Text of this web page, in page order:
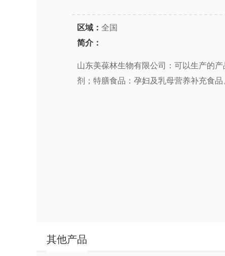
区域： 全国
简介：
山东美葆林生物有限公司：可以生产的
剂；特膳食品：孕妇及乳母营养补充食
其他产品